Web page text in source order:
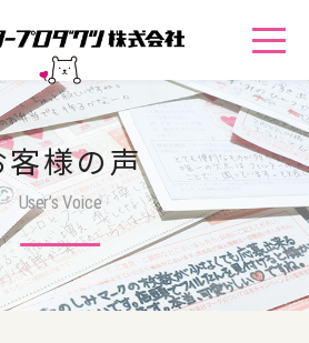
客様の声
User’s Voice